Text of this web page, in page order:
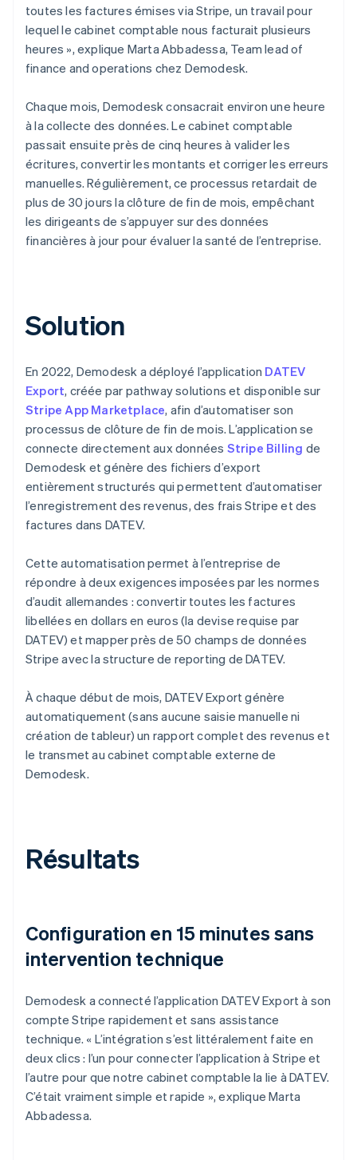
toutes les factures émises via Stripe, un travail pour
lequel le cabinet comptable nous facturait plusieurs
heures », explique Marta Abbadessa, Team lead of
finance and operations chez Demodesk.
Chaque mois, Demodesk consacrait environ une heure
à la collecte des données. Le cabinet comptable
passait ensuite près de cinq heures à valider les
écritures, convertir les montants et corriger les erreurs
manuelles. Régulièrement, ce processus retardait de
plus de 30 jours la clôture de fin de mois, empêchant
les dirigeants de s’appuyer sur des données
financières à jour pour évaluer la santé de l’entreprise.
Solution
En 2022, Demodesk a déployé l’application DATEV
Export, créée par pathway solutions et disponible sur
Stripe App Marketplace, afin d’automatiser son
processus de clôture de fin de mois. L’application se
connecte directement aux données Stripe Billing de
Demodesk et génère des fichiers d’export
entièrement structurés qui permettent d’automatiser
l’enregistrement des revenus, des frais Stripe et des
factures dans DATEV.
Cette automatisation permet à l’entreprise de
répondre à deux exigences imposées par les normes
d’audit allemandes : convertir toutes les factures
libellées en dollars en euros (la devise requise par
DATEV) et mapper près de 50 champs de données
Stripe avec la structure de reporting de DATEV.
À chaque début de mois, DATEV Export génère
automatiquement (sans aucune saisie manuelle ni
création de tableur) un rapport complet des revenus et
le transmet au cabinet comptable externe de
Demodesk.
Résultats
Configuration en 15 minutes sans
intervention technique
Demodesk a connecté l’application DATEV Export à son
compte Stripe rapidement et sans assistance
technique. « L’intégration s’est littéralement faite en
deux clics : l’un pour connecter l’application à Stripe et
l’autre pour que notre cabinet comptable la lie à DATEV.
C’était vraiment simple et rapide », explique Marta
Abbadessa.